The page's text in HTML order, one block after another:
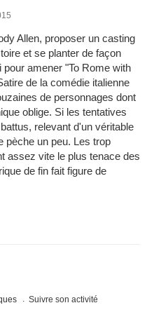
Allen, proposer un casting
et se planter de façon
amener "To Rome with
de la comédie italienne
de personnages dont
oblige. Si les tentatives
relevant d'un véritable
pèche un peu. Les trop
assez vite le plus tenace des
de fin fait figure de
Suivre son activité